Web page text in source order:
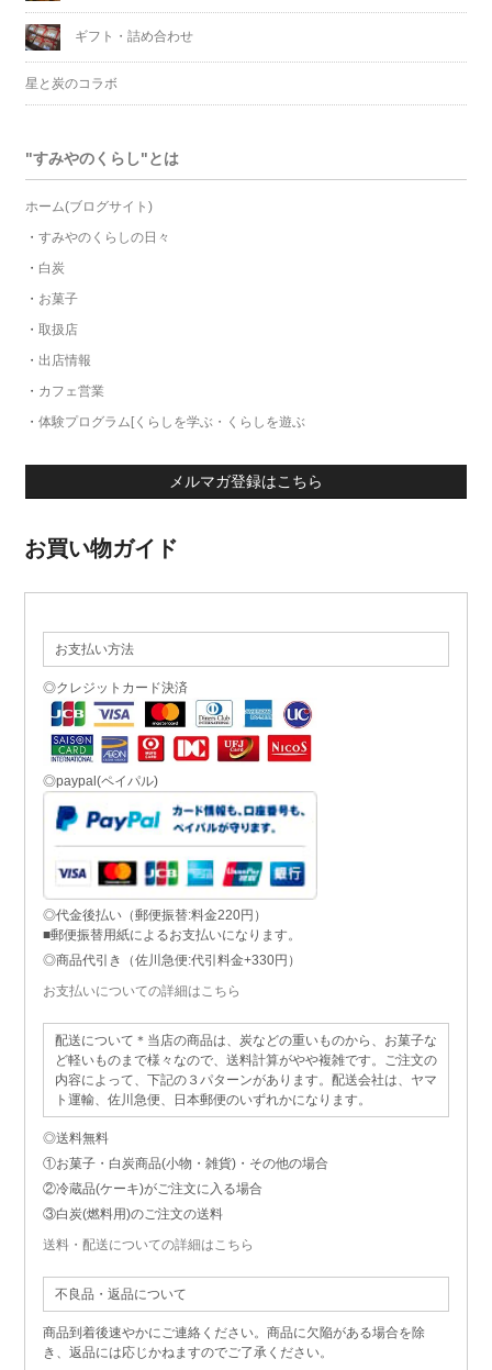
ギフト・詰め合わせ
星と炭のコラボ
"すみやのくらし"とは
ホーム(ブログサイト)
・ すみやのくらしの日々
・ 白炭
・ お菓子
・ 取扱店
・ 出店情報
・ カフェ営業
・ 体験プログラム[くらしを学ぶ・くらしを遊ぶ
メルマガ登録はこちら
お買い物ガイド
お支払い方法
◎クレジットカード決済
◎paypal(ペイパル)
◎代金後払い（郵便振替:料金220円）
■郵便振替用紙によるお支払いになります。
◎商品代引き（佐川急便:代引料金+330円）
お支払いについての詳細はこちら
配送について＊当店の商品は、炭などの重いものから、お菓子な
ど軽いものまで様々なので、送料計算がやや複雑です。ご注文の
内容によって、下記の３パターンがあります。配送会社は、ヤマ
ト運輸、佐川急便、日本郵便のいずれかになります。
◎送料無料
①お菓子・白炭商品(小物・雑貨)・その他の場合
②冷蔵品(ケーキ)がご注文に入る場合
③白炭(燃料用)のご注文の送料
送料・配送についての詳細はこちら
不良品・返品について
商品到着後速やかにご連絡ください。商品に欠陥がある場合を除
き、返品には応じかねますのでご了承ください。